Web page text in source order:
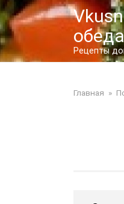
Перейти
к
контенту
Рецепты
Главная »